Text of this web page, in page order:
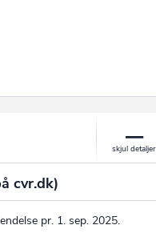
cvr.dk)
pr. 1. sep. 2025.